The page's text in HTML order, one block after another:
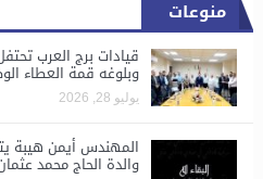
منوعات
قيادات برج العرب
وبلوغه قمة العطاء
يوليو 28, 2026
المهندس أيمن هيبة
والدة الحاج محمد